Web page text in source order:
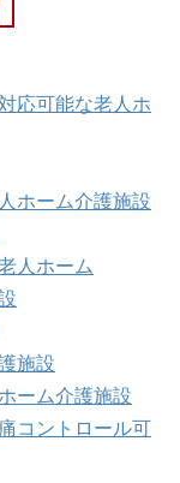
応可能な老人ホ
ホーム介護施設
人ホーム
施設
ーム介護施設
コントロール可